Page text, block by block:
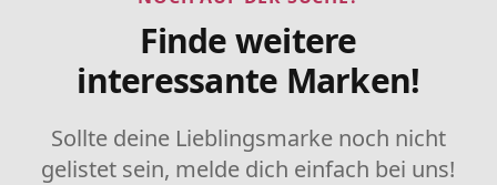
Finde weitere
interessante Marken!
Sollte deine Lieblingsmarke noch nicht
gelistet sein, melde dich einfach bei uns!